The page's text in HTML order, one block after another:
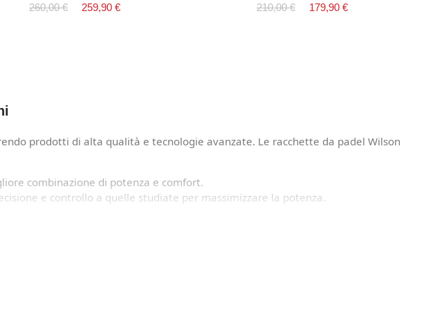
260,00 €
259,90 €
210,00 €
179,90 €
prodotti di alta qualità e tecnologie avanzate. Le racchette da padel Wilson
combinazione di potenza e comfort.
e controllo a quelle studiate per massimizzare la potenza.
Wilson.